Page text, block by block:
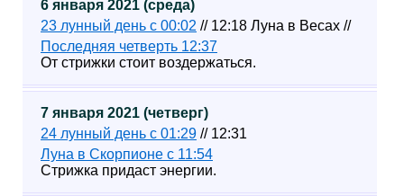
6 января 2021 (среда)
23 лунный день с 00:02 // 12:18 Луна в Весах //
Последняя четверть 12:37
От стрижки стоит воздержаться.
7 января 2021 (четверг)
24 лунный день с 01:29 // 12:31
Луна в Скорпионе с 11:54
Стрижка придаст энергии.